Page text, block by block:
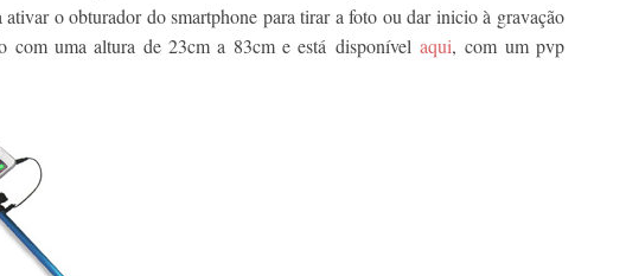
o obturador do smartphone para tirar a foto ou dar inicio à gravação
com uma altura de 23cm a 83cm e está disponível aqui, com um pvp